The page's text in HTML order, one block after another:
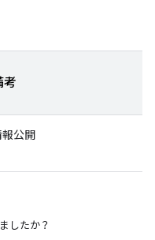
考
報公開
したか？